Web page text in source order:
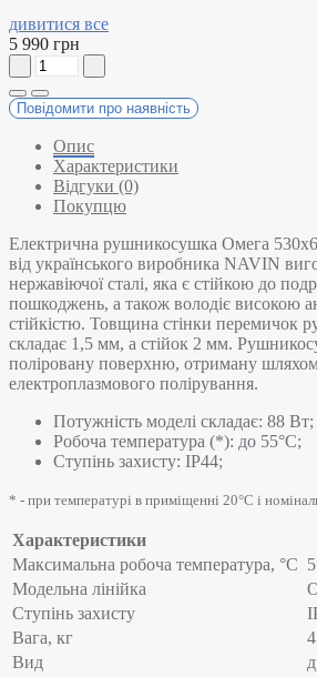
дивитися все
5 990 грн
Повідомити про наявність
Опис
Характеристики
Відгуки (0)
Покупцю
Електрична рушникосушка Омега
від українського виробника NAVIN
нержавіючої сталі, яка є стійкою до
пошкоджень, а також володіє високою
стійкістю. Товщина стінки перемичок
складає 1,5 мм, а стійок 2 мм.
поліровану поверхню, отриману
електроплазмового полірування.
Потужність моделі складає: 88 Вт;
Робоча температура (*): до 55°C;
Ступінь захисту: IP44;
* - при температурі в приміщенні 20°С і
Характеристики
Максимальна робоча температура, °C
Модельна лінійка
Ступінь захисту
Вага, кг
Вид